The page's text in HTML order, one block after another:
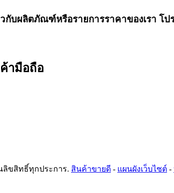
กับผลิตภัณฑ์หรือรายการราคาของเรา โป
ามือถือ
ลิขสิทธิ์ทุกประการ. สินค้าขายดี - แผนผังเว็บไซต์ -